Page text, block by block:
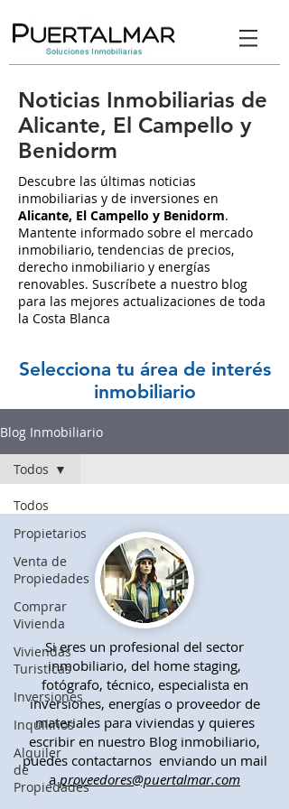
Noticias Inmobiliarias de
Alicante, El Campello y
Benidorm
Descubre las últimas noticias
inmobiliarias y de inversiones en
Alicante, El Campello y Benidorm.
Mantente informado sobre el mercado
inmobiliario, tendencias de precios,
derecho inmobiliario y energías
renovables. Suscríbete a nuestro blog
para las mejores actualizaciones de toda
la Costa Blanca
Selecciona tu área de interés
inmobiliario
Blog Inmobiliario
Todos
Propietarios
Venta de
Propiedades
Comprar
Vivienda
Viviendas
Turisticas
Inversiones
Inquilinos
Alquiler
de
Propiedades
Todos
Si eres un profesional del sector
inmobiliario, del home staging,
fotógrafo, técnico, especialista en
inversiones, energías o proveedor de
materiales para viviendas y quieres
escribir en nuestro Blog inmobiliario,
puedes contactarnos enviando un mail
aproveedores@puertalmar.com